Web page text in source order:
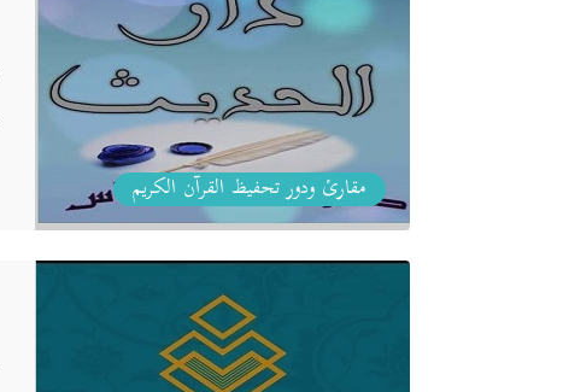
مقارئ ودور تحفيظ القرآن الكريم